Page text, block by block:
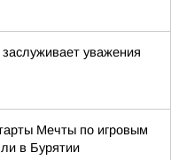
заслуживает уважения
Мечты по игровым
в Бурятии